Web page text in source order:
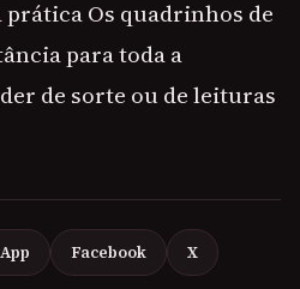
Os quadrinhos de
para toda a
de sorte ou de leituras
Facebook X